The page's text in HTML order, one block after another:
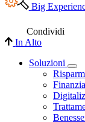
Big
Condividi
In Alto
Soluzioni